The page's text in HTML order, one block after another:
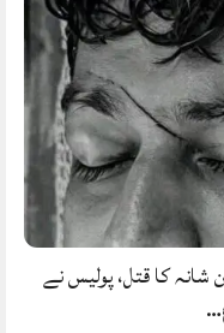
شانہ کا قتل، پولیس نے